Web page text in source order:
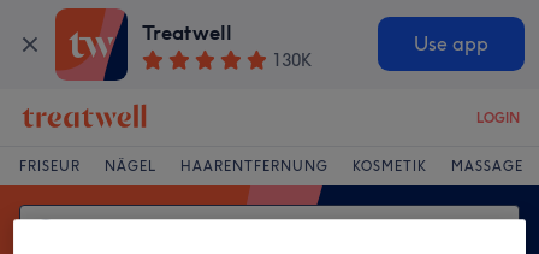
Treatwell
130K
Use app
LOGIN
FRISEUR NÄGEL HAARENTFERNUNG KOSMETIK MASSAGE